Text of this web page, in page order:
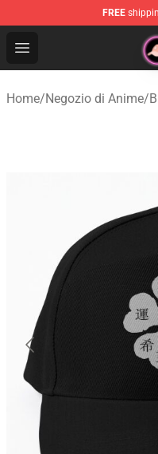
FREE
Open menu
Anime Cap Shop -
Home/Negozio di Anime/